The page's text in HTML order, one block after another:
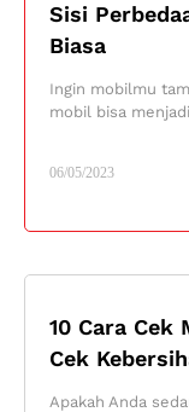
Sisi
Biasa
06/05/2023
Ingin mobilmu
mobil bisa
10 Cara Cek
Cek
Apakah Anda